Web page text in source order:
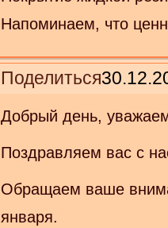
Напоминаем, что
Поделиться
Добрый день,
Поздравляем вас с
Обращаем ваше
января.